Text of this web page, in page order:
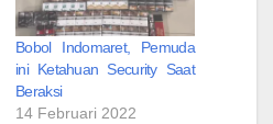
Bobol Indomaret, Pemuda
ini Ketahuan Security Saat
Beraksi
14 Februari 2022